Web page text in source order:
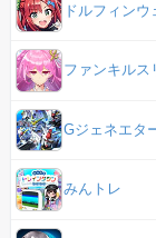
ドルフィンウ
ファンキルス
Gジェネエタ
みんトレ